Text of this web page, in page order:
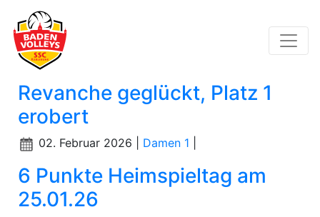
Revanche geglückt, Platz 1
erobert
02. Februar 2026 | Damen 1
6 Punkte Heimspieltag am
25.01.26